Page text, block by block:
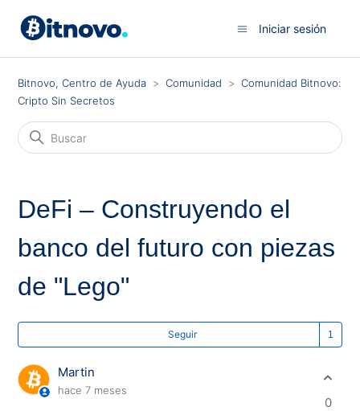
Iniciar sesión
Bitnovo, Centro de Ayuda Comunidad
Comunidad Bitnovo:
Cripto Sin Secretos
DeFi – Construyendo el
banco del futuro con piezas
de "Lego"
Seguir Lo
Martin
hace 7 meses
0